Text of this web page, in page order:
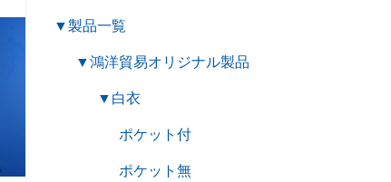
▼製品一覧
▼鴻洋貿易オリジナル製品
▼ 白衣
ポケット付
ポケット無